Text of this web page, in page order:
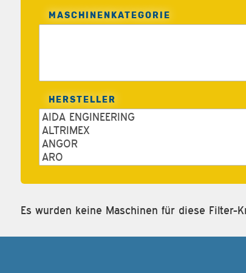
MASCHINENKATEGORIE
HERSTELLER
Es wurden keine Maschinen für diese Filter-